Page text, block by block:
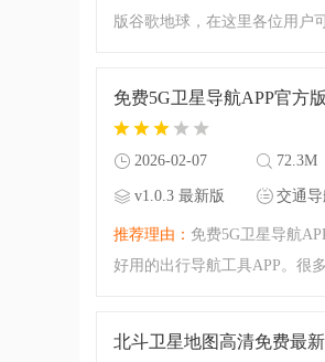
版谷歌地球，在这里各位用户
球让遥感贴近生活，让大众与
2026-02-07 72.3M
v1.0.3 最新版 交通
推荐理由： 免费5G卫星导航
好用的出行导航工具APP。很